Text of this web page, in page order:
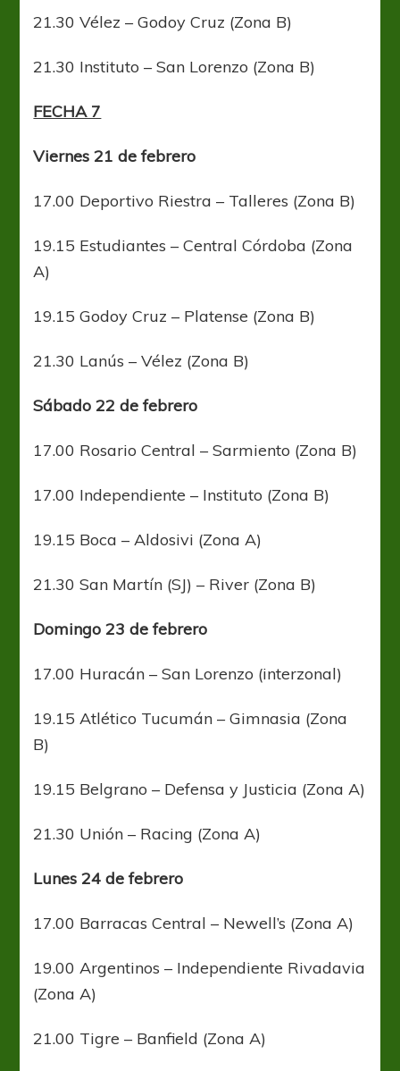
21.30 Vélez – Godoy Cruz (Zona B)
21.30 Instituto – San Lorenzo (Zona B)
FECHA 7
Viernes 21 de febrero
17.00 Deportivo Riestra – Talleres (Zona B)
19.15 Estudiantes – Central Córdoba (Zona
A)
19.15 Godoy Cruz – Platense (Zona B)
21.30 Lanús – Vélez (Zona B)
Sábado 22 de febrero
17.00 Rosario Central – Sarmiento (Zona B)
17.00 Independiente – Instituto (Zona B)
19.15 Boca – Aldosivi (Zona A)
21.30 San Martín (SJ) – River (Zona B)
Domingo 23 de febrero
17.00 Huracán – San Lorenzo (interzonal)
19.15 Atlético Tucumán – Gimnasia (Zona
B)
19.15 Belgrano – Defensa y Justicia (Zona A)
21.30 Unión – Racing (Zona A)
Lunes 24 de febrero
17.00 Barracas Central – Newell’s (Zona A)
19.00 Argentinos – Independiente Rivadavia
(Zona A)
21.00 Tigre – Banfield (Zona A)